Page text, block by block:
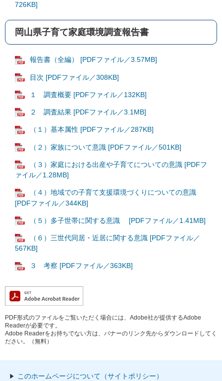
726KB]
岡山県子育て家庭環境調査報告書
報告書（全編） [PDFファイル／3.57MB]
目次 [PDFファイル／308KB]
１ 調査概要 [PDFファイル／132KB]
２ 調査結果 [PDFファイル／3.1MB]
（１）基本属性 [PDFファイル／287KB]
（２）家族について意識 [PDFファイル／501KB]
（３）家庭における出産や子育てについての意識 [PDFフ
ァイル／1.28MB]
（４）地域での子育て支援環境づくりについての意識
[PDFファイル／344KB]
（５）多子世帯に関する意識 [PDFファイル／1.41MB]
（６）三世代同居・近居に関する意識 [PDFファイル／
567KB]
３ 考察 [PDFファイル／363KB]
PDF形式のファイルをご覧いただく場合には、Adobe社が提供するAdobe
Readerが必要です。
Adobe Readerをお持ちでない方は、バナーのリンク先からダウンロードしてく
ださい。（無料）
このホームページについて（サイトポリシー）